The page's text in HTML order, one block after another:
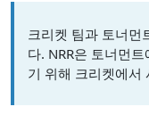
크리켓 팀과 토너먼
다. NRR은 토너먼
기 위해 크리켓에서